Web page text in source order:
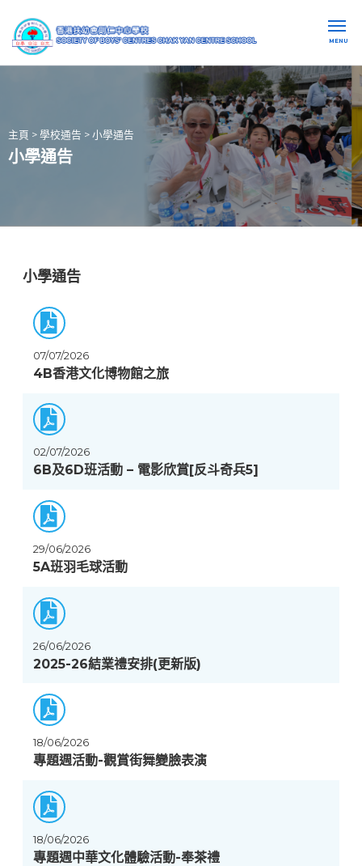
MENU
主頁 > 學校通告 > 小學通告
小學通告
小學通告
07/07/2026
4B香港文化博物館之旅
02/07/2026
6B及6D班活動 – 電影欣賞[反斗奇兵5]
29/06/2026
5A班羽毛球活動
26/06/2026
2025-26結業禮安排(更新版)
18/06/2026
專題週活動-觀賞街舞變臉表演
18/06/2026
專題週中華文化體驗活動-奉茶禮